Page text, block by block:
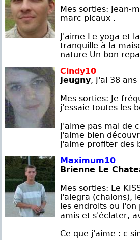
Mes sorties: Jean-
marc picaux .
J'aime Le yoga et
tranquille à la
nature Un bon
Cindy10
Jeugny, J'ai 38 ans
Mes sorties: Je
j'essaie toutes les
J'aime pas mal de
j'aime bien
j'aime profiter des
Maximum10
Brienne Le
Mes sorties: Le
l'alegra (chalons),
les endroits ou
amis et s'éclater,
Ce que j'aime : c